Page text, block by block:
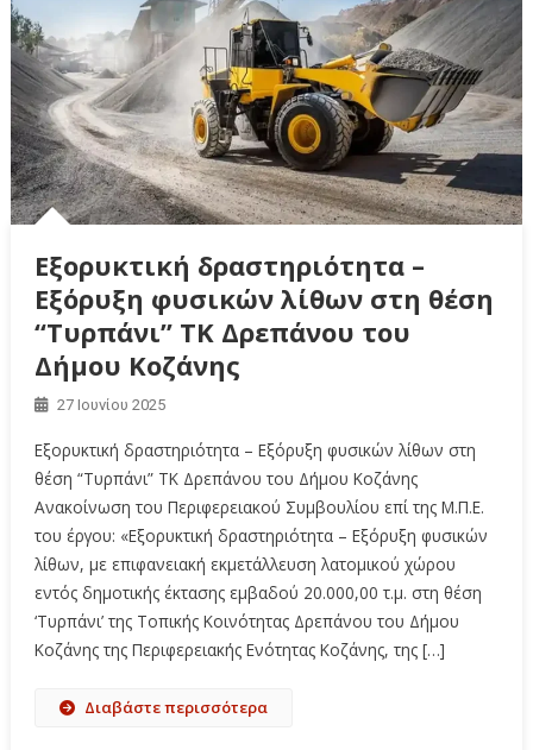
Εξορυκτική δραστηριότητα –
Εξόρυξη φυσικών λίθων στη θέση
“Τυρπάνι” ΤΚ Δρεπάνου του
Δήμου Κοζάνης
27 Ιουνίου 2025
Εξορυκτική δραστηριότητα – Εξόρυξη φυσικών λίθων στη
θέση “Τυρπάνι” ΤΚ Δρεπάνου του Δήμου Κοζάνης
Ανακοίνωση του Περιφερειακού Συμβουλίου επί της Μ.Π.Ε.
του έργου: «Εξορυκτική δραστηριότητα – Εξόρυξη φυσικών
λίθων, με επιφανειακή εκμετάλλευση λατομικού χώρου
εντός δημοτικής έκτασης εμβαδού 20.000,00 τ.μ. στη θέση
‘Τυρπάνι’ της Τοπικής Κοινότητας Δρεπάνου του Δήμου
Κοζάνης της Περιφερειακής Ενότητας Κοζάνης, της […]
Διαβάστε περισσότερα